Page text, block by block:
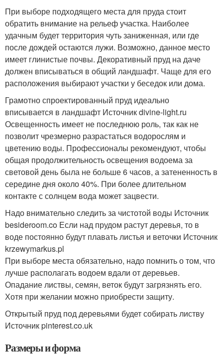
При выборе подходящего места для пруда стоит
обратить внимание на рельеф участка. Наиболее
удачным будет территория чуть заниженная, или где
после дождей остаются лужи. Возможно, данное место
имеет глинистые почвы. Декоративный пруд на даче
должен вписываться в общий ландшафт. Чаще для его
расположения выбирают участки у беседок или дома.
Грамотно спроектированный пруд идеально
вписывается в ландшафт Источник divine-light.ru
Освещенность имеет не последнюю роль, так как не
позволит чрезмерно разрастаться водорослям и
цветению воды. Профессионалы рекомендуют, чтобы
общая продолжительность освещения водоема за
световой день была не больше 6 часов, а затененность в
середине дня около 40%. При более длительном
контакте с солнцем вода может зацвести.
Надо внимательно следить за чистотой воды Источник
besideroom.co Если над прудом растут деревья, то в
воде постоянно будут плавать листья и веточки Источник
krzewymarkus.pl
При выборе места обязательно, надо помнить о том, что
лучше располагать водоем вдали от деревьев.
Опадание листвы, семян, веток будут загрязнять его.
Хотя при желании можно приобрести защиту.
Открытый пруд под деревьями будет собирать листву
Источник pinterest.co.uk
Размеры и форма